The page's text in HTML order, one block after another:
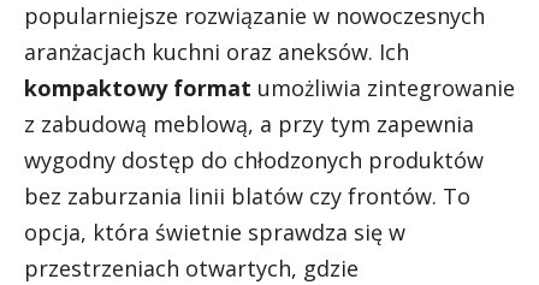
popularniejsze rozwiązanie w nowoczesnych
aranżacjach kuchni oraz aneksów. Ich
kompaktowy format umożliwia zintegrowanie
z zabudową meblową, a przy tym zapewnia
wygodny dostęp do chłodzonych produktów
bez zaburzania linii blatów czy frontów. To
opcja, która świetnie sprawdza się w
przestrzeniach otwartych, gdzie